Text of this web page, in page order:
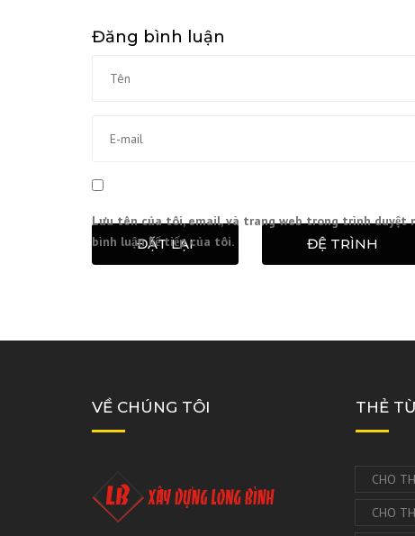
Đăng bình luận
Lưu tên của tôi, email, và trang web trong trình duyệt
bình luận kế tiếp của tôi.
ĐẶT LẠI ĐỆ TRÌNH
VỀ CHÚNG TÔI THẺ
CHO
CHO